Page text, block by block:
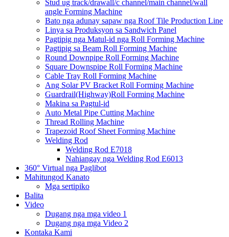
Stud ug track/drawall/c channel/main channel/wall
angle Forming Machine
Bato nga adunay sapaw nga Roof Tile Production Line
Linya sa Produksyon sa Sandwich Panel
Pagtipig nga Matul-id nga Roll Forming Machine
Pagtipig sa Beam Roll Forming Machine
Round Downpipe Roll Forming Machine
Square Downspipe Roll Forming Machine
Cable Tray Roll Forming Machine
Ang Solar PV Bracket Roll Forming Machine
Guardrail(Highway)Roll Forming Machine
Makina sa Pagtul-id
Auto Metal Pipe Cutting Machine
Thread Rolling Machine
Trapezoid Roof Sheet Forming Machine
Welding Rod
Welding Rod E7018
Nahiangay nga Welding Rod E6013
360° Virtual nga Paglibot
Mahitungod Kanato
Mga sertipiko
Balita
Video
Dugang nga mga video 1
Dugang nga mga Video 2
Kontaka Kami